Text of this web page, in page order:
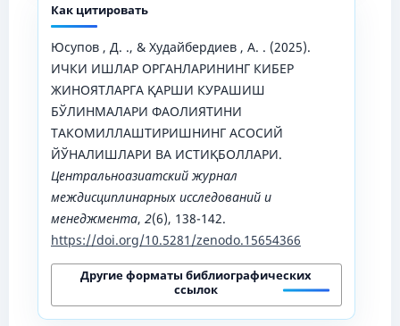
Как цитировать
Юсупов , Д. ., & Худайбердиев , А. . (2025).
ИЧКИ ИШЛАР ОРГАНЛАРИНИНГ КИБЕР
ЖИНОЯТЛАРГА ҚАРШИ КУРАШИШ
БЎЛИНМАЛАРИ ФАОЛИЯТИНИ
ТАКОМИЛЛАШТИРИШНИНГ АСОСИЙ
ЙЎНАЛИШЛАРИ ВА ИСТИҚБОЛЛАРИ.
Центральноазиатский журнал
междисциплинарных исследований и
менеджмента, 2(6), 138-142.
https://doi.org/10.5281/zenodo.15654366
Другие форматы библиографических
ссылок